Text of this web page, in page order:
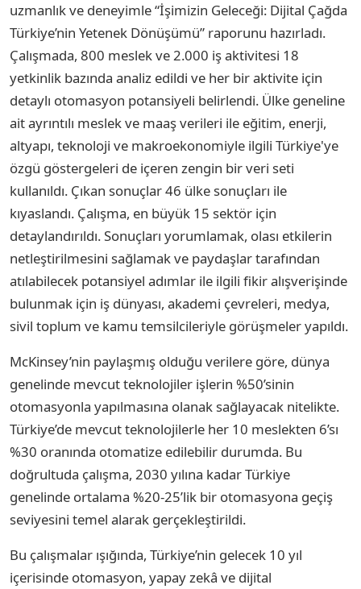
uzmanlık ve deneyimle “İşimizin Geleceği: Dijital Çağda
Türkiye’nin Yetenek Dönüşümü” raporunu hazırladı.
Çalışmada, 800 meslek ve 2.000 iş aktivitesi 18
yetkinlik bazında analiz edildi ve her bir aktivite için
detaylı otomasyon potansiyeli belirlendi. Ülke geneline
ait ayrıntılı meslek ve maaş verileri ile eğitim, enerji,
altyapı, teknoloji ve makroekonomiyle ilgili Türkiye'ye
özgü göstergeleri de içeren zengin bir veri seti
kullanıldı. Çıkan sonuçlar 46 ülke sonuçları ile
kıyaslandı. Çalışma, en büyük 15 sektör için
detaylandırıldı. Sonuçları yorumlamak, olası etkilerin
netleştirilmesini sağlamak ve paydaşlar tarafından
atılabilecek potansiyel adımlar ile ilgili fikir alışverişinde
bulunmak için iş dünyası, akademi çevreleri, medya,
sivil toplum ve kamu temsilcileriyle görüşmeler yapıldı.
McKinsey’nin paylaşmış olduğu verilere göre, dünya
genelinde mevcut teknolojiler işlerin %50’sinin
otomasyonla yapılmasına olanak sağlayacak nitelikte.
Türkiye’de mevcut teknolojilerle her 10 meslekten 6’sı
%30 oranında otomatize edilebilir durumda. Bu
doğrultuda çalışma, 2030 yılına kadar Türkiye
genelinde ortalama %20-25’lik bir otomasyona geçiş
seviyesini temel alarak gerçekleştirildi.
Bu çalışmalar ışığında, Türkiye’nin gelecek 10 yıl
içerisinde otomasyon, yapay zekâ ve dijital